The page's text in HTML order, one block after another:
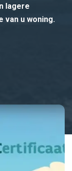
lagere
van u woning.